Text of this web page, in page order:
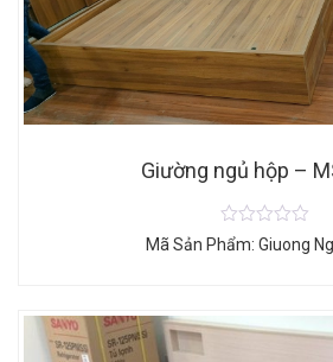
Giường ngủ hộp –
Mã Sản Phẩm: Giuong